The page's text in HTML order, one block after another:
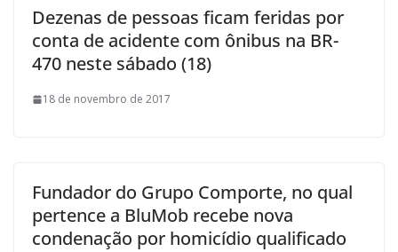
Dezenas de pessoas ficam feridas por
conta de acidente com ônibus na BR-
470 neste sábado (18)
18 de novembro de 2017
Fundador do Grupo Comporte, no qual
pertence a BluMob recebe nova
condenação por homicídio qualificado